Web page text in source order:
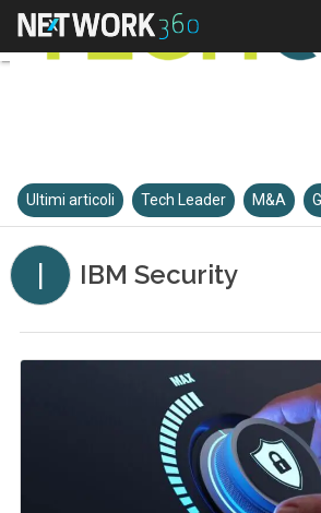
Ultimi articoli Tech Leader M&A
I IBM Security